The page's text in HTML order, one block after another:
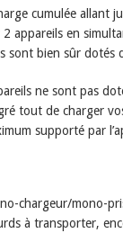
cumulée allant
appareils en
sont bien sûr dotés
ne sont pas
tout de charger
supporté par
chargeur/mono-
à transporter,